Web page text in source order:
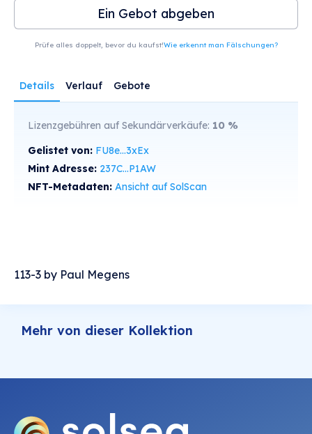
Ein Gebot abgeben
Prüfe alles doppelt, bevor du kaufst!Wie erkennt man Fälschungen?
Details Verlauf Gebote
Lizenzgebühren auf Sekundärverkäufe: 10 %
Gelistet von: FU8e...3xEx
Mint Adresse: 237C...P1AW
NFT-Metadaten: Ansicht auf SolScan
113-3 by Paul Megens
Mehr von dieser Kollektion